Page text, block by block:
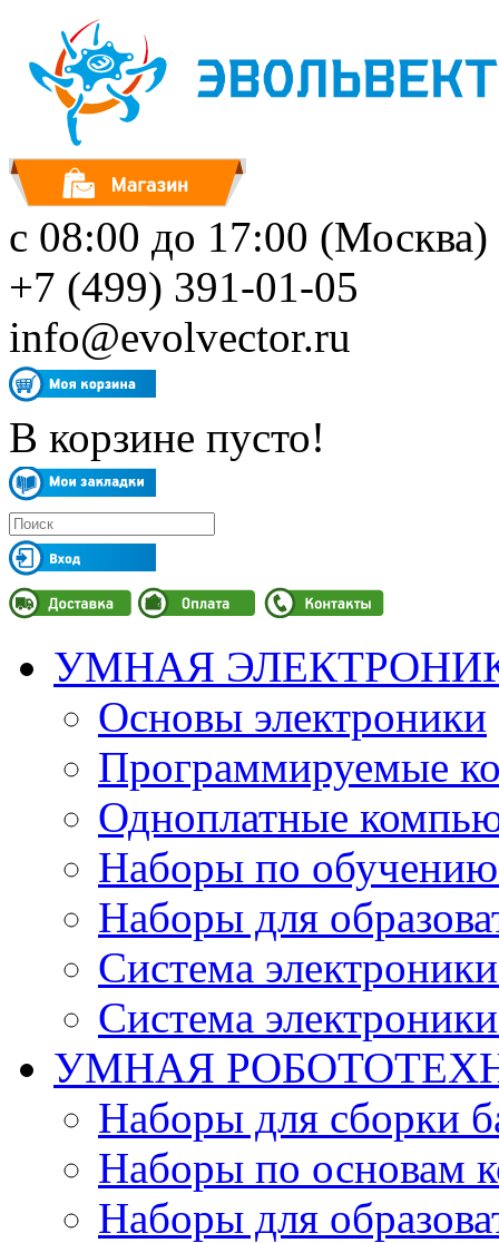
с 08:00 до 17:00 (Москва)
+7 (499) 391-01-05
info@evolvector.ru
В корзине пусто!
УМНАЯ
Основы электроники
Программируемые
Одноплатные
Наборы по
Наборы для
Система
Система
УМНАЯ
Наборы для сборки
Наборы по основам
Наборы для